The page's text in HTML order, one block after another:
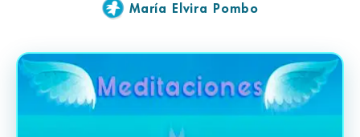
María Elvira Pombo